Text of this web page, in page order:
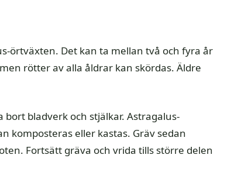
örtväxten. Det kan ta mellan två och fyra år
rötter av alla åldrar kan skördas. Äldre
bladverk och stjälkar. Astragalus-
komposteras eller kastas. Gräv sedan
Fortsätt gräva och vrida tills större delen